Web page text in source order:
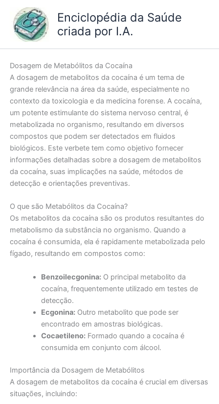
conteúdo
Enciclopédia da Saúde
criada por I.A.
Dosagem de Metabólitos da Cocaína
A dosagem de metabolitos da cocaína é um tema de
grande relevância na área da saúde, especialmente no
contexto da toxicologia e da medicina forense. A cocaína,
um potente estimulante do sistema nervoso central, é
metabolizada no organismo, resultando em diversos
compostos que podem ser detectados em fluidos
biológicos. Este verbete tem como objetivo fornecer
informações detalhadas sobre a dosagem de metabolitos
da cocaína, suas implicações na saúde, métodos de
detecção e orientações preventivas.
O que são Metabólitos da Cocaína?
Os metabolitos da cocaína são os produtos resultantes do
metabolismo da substância no organismo. Quando a
cocaína é consumida, ela é rapidamente metabolizada pelo
fígado, resultando em compostos como:
Benzoilecgonina:O principal metabolito da
cocaína, frequentemente utilizado em testes de
detecção.
Ecgonina:Outro metabolito que pode ser
encontrado em amostras biológicas.
Cocaetileno:Formado quando a cocaína é
consumida em conjunto com álcool.
Importância da Dosagem de Metabólitos
A dosagem de metabolitos da cocaína é crucial em diversas
situações, incluindo: